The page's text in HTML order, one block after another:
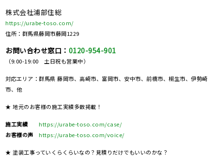
株式会社浦部住総
https://urabe-toso.com/
住所：群馬県藤岡市藤岡1229
お問い合わせ窓口： 0120-954-901
（9:00-19:00 土日祝も営業中）
対応エリア：群馬県 藤岡市、高崎市、富岡市、安中市、前橋市、桐生市、伊勢崎
市、他
★ 地元のお客様の施工実績多数掲載！
施工実績
https://urabe-toso.com/case/
お客様の声
https://urabe-toso.com/voice/
★ 塗装工事っていくらくらいなの？見積りだけでもいいのかな？